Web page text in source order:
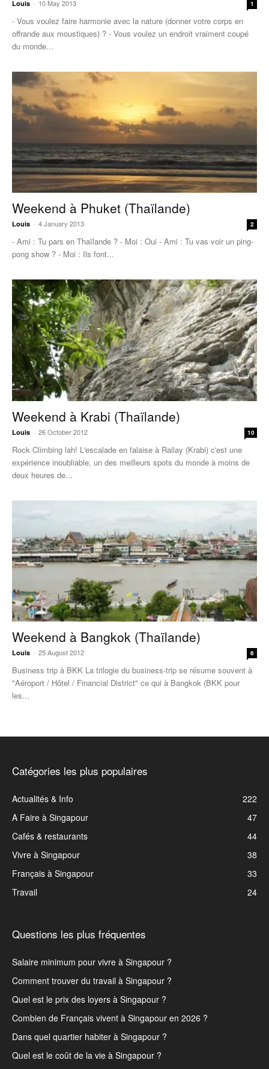
Louis - 10 May 2013 1
- Vous voulez faire harmonie avec la nature (donner votre corps en
offrande aux moustiques) ? - Vous voulez un endroit vraiment coupé
du monde...
Weekend à Phuket (Thaïlande)
Louis - 4 January 2013 2
- Ami : Tu pars en Thaïlande ? - Moi : Oui - Ami : Tu vas voir un ping-
pong show ? - Moi : Ils font...
Weekend à Krabi (Thaïlande)
Louis - 26 October 2012 10
Rock Climbing lah! L'escalade en falaise à Railay (Krabi) c'est une
expérience inoubliable, un des meilleurs spots du monde à moins de
deux heures de...
Weekend à Bangkok (Thaïlande)
Louis - 25 August 2012 6
Business trip à BKK La trilogie du business-trip se résume souvent à
"Aéroport / Hôtel / Financial District" ce qui à Bangkok (BKK pour
les...
Catégories les plus populaires
Actualités & Info
222
A Faire à Singapour
47
Cafés & restaurants
44
Vivre à Singapour
38
Français à Singapour
33
Travail
24
Questions les plus fréquentes
Salaire minimum pour vivre à Singapour ?
Comment trouver du travail à Singapour ?
Quel est le prix des loyers à Singapour ?
Combien de Français vivent à Singapour en 2026 ?
Dans quel quartier habiter à Singapour ?
Quel est le coût de la vie à Singapour ?